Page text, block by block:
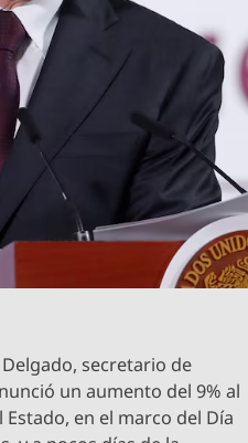
secretario de
un aumento del 9% al
en el marco del Día